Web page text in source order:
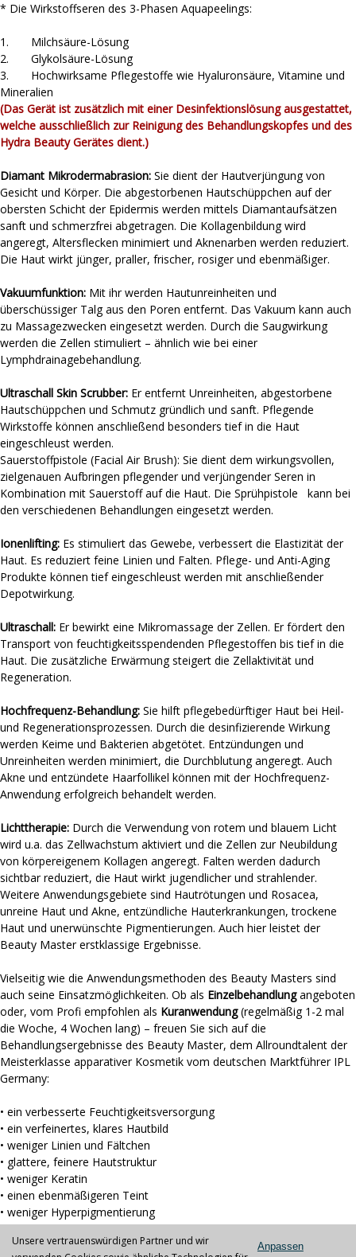
* Die Wirkstoffseren des 3-Phasen Aquapeelings:
1. Milchsäure-Lösung
2. Glykolsäure-Lösung
3. Hochwirksame Pflegestoffe wie Hyaluronsäure, Vitamine und
Mineralien
(Das Gerät ist zusätzlich mit einer Desinfektionslösung ausgestattet,
welche ausschließlich zur Reinigung des Behandlungskopfes und des
Hydra Beauty Gerätes dient.)
Diamant Mikrodermabrasion: Sie dient der Hautverjüngung von
Gesicht und Körper. Die abgestorbenen Hautschüppchen auf der
obersten Schicht der Epidermis werden mittels Diamantaufsätzen
sanft und schmerzfrei abgetragen. Die Kollagenbildung wird
angeregt, Altersflecken minimiert und Aknenarben werden reduziert.
Die Haut wirkt jünger, praller, frischer, rosiger und ebenmäßiger.
Vakuumfunktion: Mit ihr werden Hautunreinheiten und
überschüssiger Talg aus den Poren entfernt. Das Vakuum kann auch
zu Massagezwecken eingesetzt werden. Durch die Saugwirkung
werden die Zellen stimuliert – ähnlich wie bei einer
Lymphdrainagebehandlung.
Ultraschall Skin Scrubber: Er entfernt Unreinheiten, abgestorbene
Hautschüppchen und Schmutz gründlich und sanft. Pflegende
Wirkstoffe können anschließend besonders tief in die Haut
eingeschleust werden.
Sauerstoffpistole (Facial Air Brush): Sie dient dem wirkungsvollen,
zielgenauen Aufbringen pflegender und verjüngender Seren in
Kombination mit Sauerstoff auf die Haut. Die Sprühpistole kann bei
den verschiedenen Behandlungen eingesetzt werden.
Ionenlifting: Es stimuliert das Gewebe, verbessert die Elastizität der
Haut. Es reduziert feine Linien und Falten. Pflege- und Anti-Aging
Produkte können tief eingeschleust werden mit anschließender
Depotwirkung.
Ultraschall: Er bewirkt eine Mikromassage der Zellen. Er fördert den
Transport von feuchtigkeitsspendenden Pflegestoffen bis tief in die
Haut. Die zusätzliche Erwärmung steigert die Zellaktivität und
Regeneration.
Hochfrequenz-Behandlung: Sie hilft pflegebedürftiger Haut bei Heil-
und Regenerationsprozessen. Durch die desinfizierende Wirkung
werden Keime und Bakterien abgetötet. Entzündungen und
Unreinheiten werden minimiert, die Durchblutung angeregt. Auch
Akne und entzündete Haarfollikel können mit der Hochfrequenz-
Anwendung erfolgreich behandelt werden.
Lichttherapie: Durch die Verwendung von rotem und blauem Licht
wird u.a. das Zellwachstum aktiviert und die Zellen zur Neubildung
von körpereigenem Kollagen angeregt. Falten werden dadurch
sichtbar reduziert, die Haut wirkt jugendlicher und strahlender.
Weitere Anwendungsgebiete sind Hautrötungen und Rosacea,
unreine Haut und Akne, entzündliche Hauterkrankungen, trockene
Haut und unerwünschte Pigmentierungen. Auch hier leistet der
Beauty Master erstklassige Ergebnisse.
Vielseitig wie die Anwendungsmethoden des Beauty Masters sind
auch seine Einsatzmöglichkeiten. Ob als Einzelbehandlungangeboten
oder, vom Profi empfohlen als Kuranwendung(regelmäßig 1-2 mal
die Woche, 4 Wochen lang) – freuen Sie sich auf die
Behandlungsergebnisse des Beauty Master, dem Allroundtalent der
Meisterklasse apparativer Kosmetik vom deutschen Marktführer IPL
Germany:
• ein verbesserte Feuchtigkeitsversorgung
• ein verfeinertes, klares Hautbild
• weniger Linien und Fältchen
• glattere, feinere Hautstruktur
• weniger Keratin
• einen ebenmäßigeren Teint
• weniger Hyperpigmentierung
• eine regulierte Taldrüsenproduktion
sichtbar reine und strahlende Haut (Glow Effekt).
Unsere vertrauenswürdigen Partner und wir
Anpassen